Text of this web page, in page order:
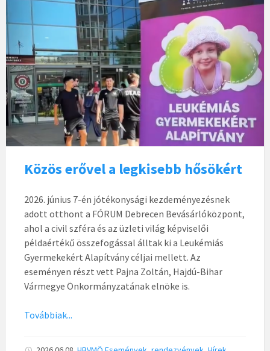
Közös erővel a legkisebb hősökért
2026. június 7-én jótékonysági kezdeményezésnek
adott otthont a FÓRUM Debrecen Bevásárlóközpont,
ahol a civil szféra és az üzleti világ képviselői
példaértékű összefogással álltak ki a Leukémiás
Gyermekekért Alapítvány céljai mellett. Az
eseményen részt vett Pajna Zoltán, Hajdú-Bihar
Vármegye Önkormányzatának elnöke is.
Továbbiak...